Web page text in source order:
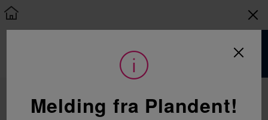
Søkeresultater
Melding fra Plandent!
Plandent AS
Telefon: 22 07 27 27